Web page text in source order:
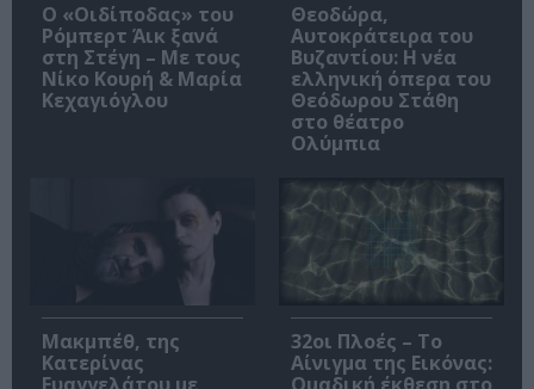
O «Οιδίποδας» του
Ρόμπερτ Άικ ξανά
στη Στέγη – Με τους
Νίκο Κουρή & Μαρία
Κεχαγιόγλου
Θεοδώρα,
Αυτοκράτειρα του
Βυζαντίου: Η νέα
ελληνική όπερα του
Θεόδωρου Στάθη
στο θέατρο
Ολύμπια
Μακμπέθ, της
Κατερίνας
Ευαγγελάτου με
32οι Πλοές – Το
Αίνιγμα της Εικόνας:
Ομαδική έκθεση στο